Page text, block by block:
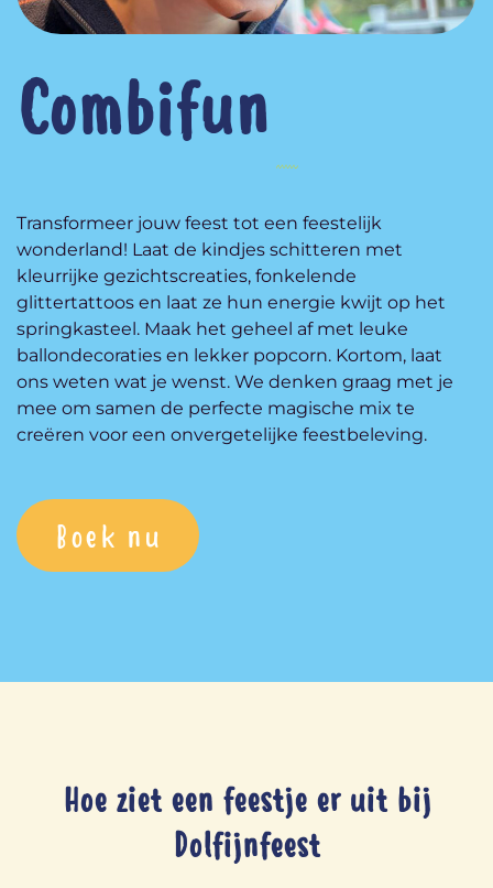
Combifun
Transformeer jouw feest tot een feestelijk
wonderland! Laat de kindjes schitteren met
kleurrijke gezichtscreaties, fonkelende
glittertattoos en laat ze hun energie kwijt op het
springkasteel. Maak het geheel af met leuke
ballondecoraties en lekker popcorn. Kortom, laat
ons weten wat je wenst. We denken graag met je
mee om samen de perfecte magische mix te
creëren voor een onvergetelijke feestbeleving.
Boek nu
Hoe ziet een feestje er uit bij
Dolfijnfeest